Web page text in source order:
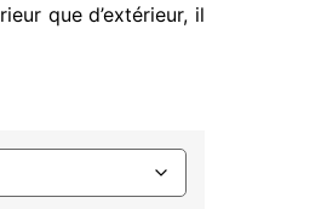
que d’extérieur, il